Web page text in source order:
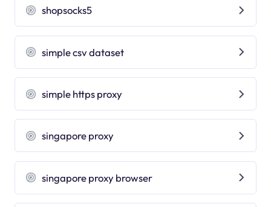
shopsocks5
simple csv dataset
simple https proxy
singapore proxy
singapore proxy browser